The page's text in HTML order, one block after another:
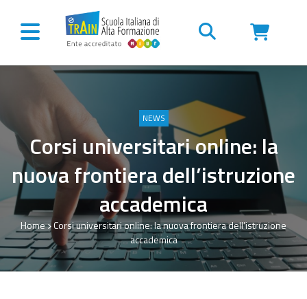
Vai al contenuto
NEWS
Corsi universitari online: la
nuova frontiera dell’istruzione
accademica
Home Corsi universitari online: la nuova frontiera dell’istruzione
accademica